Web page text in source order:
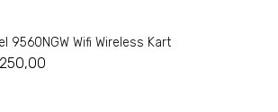
9560NGW Wifi Wireless Kart